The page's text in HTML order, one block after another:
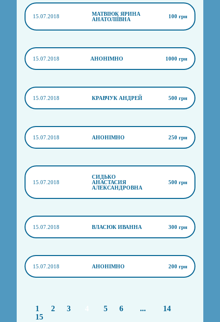
15.07.2018
МАТВІЮК ЯРИНА
АНАТОЛІЇВНА
100 грн
15.07.2018 АНОНІМНО 1000 грн
15.07.2018 КРАВЧУК АНДРЕЙ 500 грн
15.07.2018 АНОНІМНО 250 грн
15.07.2018
СИДЬКО
АНАСТАСИЯ
АЛЕКСАНДРОВНА
500 грн
15.07.2018 ВЛАСЮК ИВАННА 300 грн
15.07.2018 АНОНІМНО 200 грн
1 2 3 5 6 ...
14
15